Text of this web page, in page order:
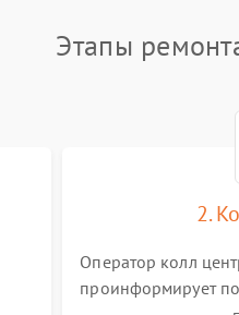
Поломка платы управления
Поломка переключателя
диапазонов
Этапы
2.
Оператор колл
проинформирует